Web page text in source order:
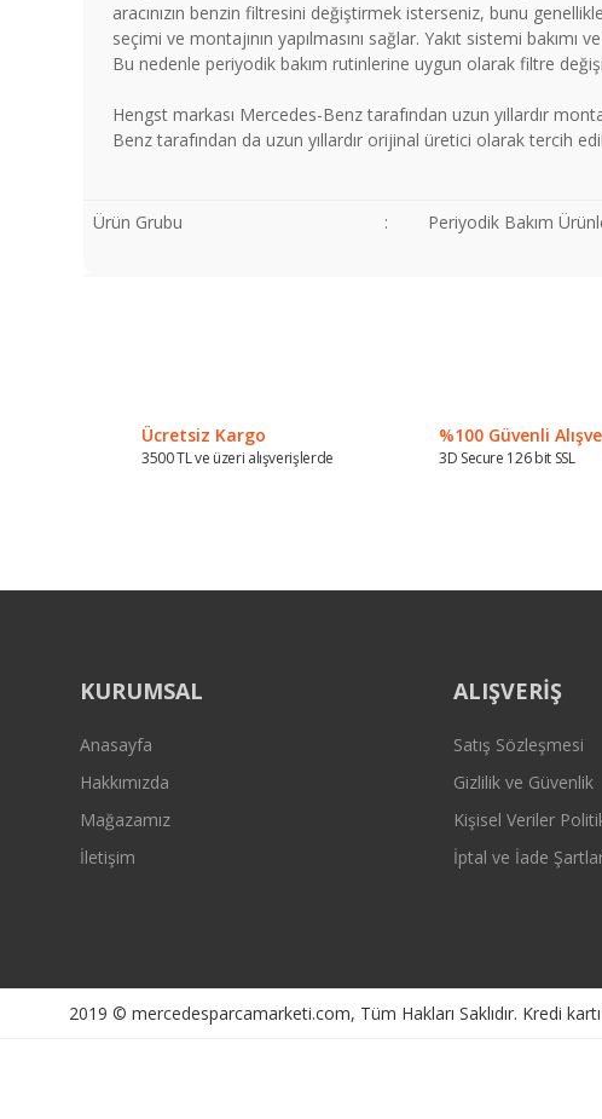
aracınızın benzin filtresini değiştirmek isterseniz, bunu
seçimi ve montajının yapılmasını sağlar. Yakıt sistemi
Bu nedenle periyodik bakım rutinlerine uygun olarak filtre
Hengst markası Mercedes-Benz tarafından uzun yıllardır
Benz tarafından da uzun yıllardır orijinal üretici olarak tercih
Ürün Grubu : Periyodik Bakım
Ürün açıklamasında eksik bilgiler bulunuyor.
Ürün bilgilerinde hatalar bulunuyor.
Ücretsiz Kargo
3500 TL ve üzeri alışverişlerde
%100 Güvenli
3D Secure 126 bit SSL
KURUMSAL
Anasayfa
Hakkımızda
Mağazamız
İletişim
ALIŞVERİŞ
Satış Sözleşmesi
Gizlilik ve Güvenlik
Kişisel Veriler
İptal ve İade
2019 © mercedesparcamarketi.com, Tüm Hakları Saklıdır. Kredi